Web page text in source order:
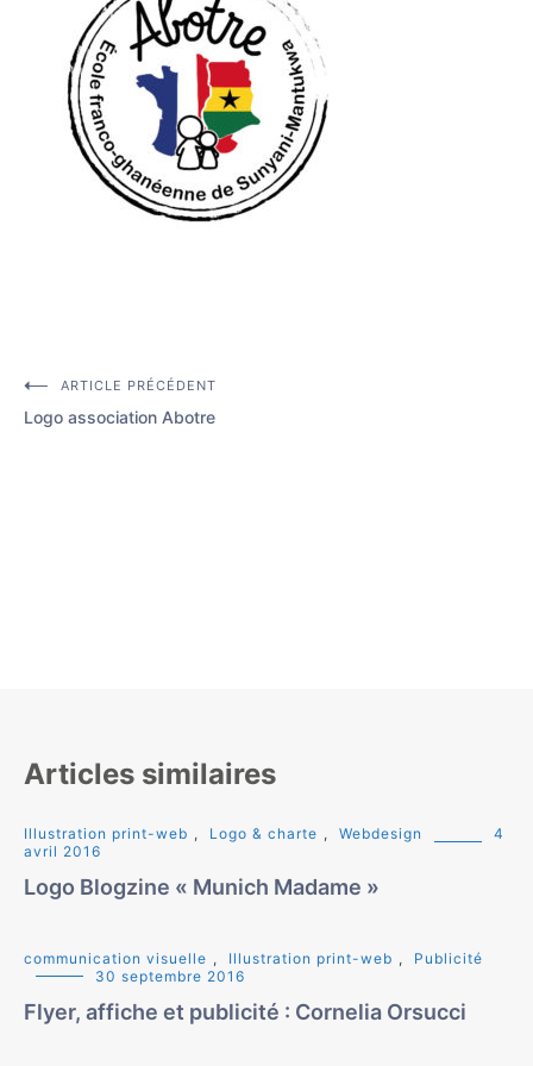
Navigation
de
ARTICLE PRÉCÉDENT
Logo association Abotre
Articles similaires
Illustration print-web , Logo & charte , Webdesign
4
avril 2016
Logo Blogzine « Munich Madame »
communication visuelle , Illustration print-web ,
Publicité
30 septembre 2016
Flyer, affiche et publicité : Cornelia Orsucci